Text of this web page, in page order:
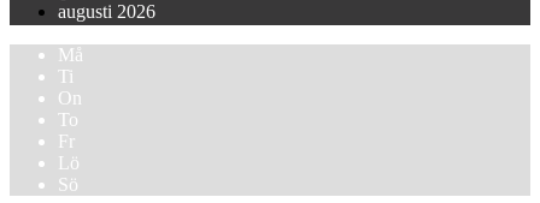
augusti 2026
Må
Ti
On
To
Fr
Lö
Sö